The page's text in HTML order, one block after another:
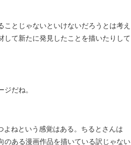
とじゃないといけないだろうとは考え
して新たに発見したことを描いたりして
だね。
ねという感覚はある。ちるとさんは
のある漫画作品を描いている訳じゃない